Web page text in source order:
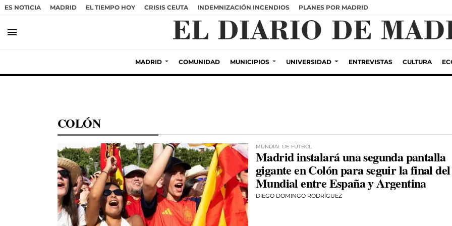
ES NOTICIA MADRID EL TIEMPO HOY CRISIS CEUTA INDEMNIZACIÓN INCENDIOS PLANES POR MADRID
menu
MADRID COMUNIDAD MUNICIPIOS UNIVERSIDAD ENTREVISTAS CULTURA
COLÓN
MUNDIAL DE FÚTBOL
Madrid instalará una segunda pantalla
gigante en Colón para seguir la final del
Mundial entre España y Argentina
DIEGO DOMINGO RODRÍGUEZ